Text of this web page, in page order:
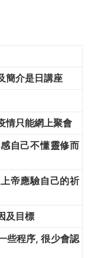
簡介是日講座
情只能網上聚會
自己不懂靈修而
帝應驗自己的祈
及目標
些程序, 很少會認